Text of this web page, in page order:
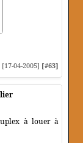
04-2005] [#63]
à louer à